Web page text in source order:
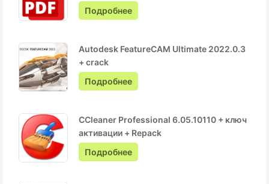
Подробнее
Autodesk FeatureCAM Ultimate 2022.0.3
+ crack
Подробнее
CCleaner Professional 6.05.10110 + ключ
активации + Repack
Подробнее